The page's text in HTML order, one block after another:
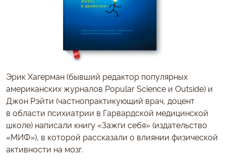
Эрик Хагерман (бывший редактор популярных
американских журналов Popular Science и Outside) и
Джон Рэйти (частнопрактикующий врач, доцент
в области психиатрии в Гарвардской медицинской
школе) написали книгу «Зажги себя» (издательство
«МИФ»), в которой рассказали о влиянии физической
активности на мозг.